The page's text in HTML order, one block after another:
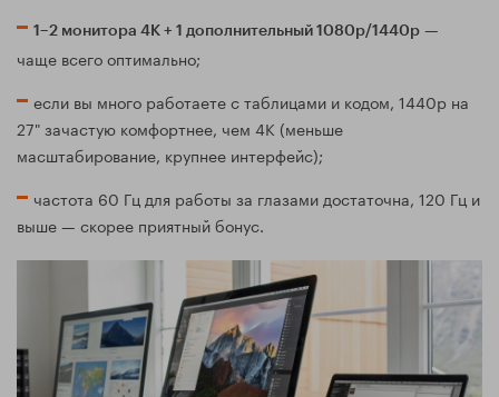
1–2 монитора 4K + 1 дополнительный 1080p/1440p —
чаще всего оптимально;
если вы много работаете с таблицами и кодом, 1440p на
27" зачастую комфортнее, чем 4K (меньше
масштабирование, крупнее интерфейс);
частота 60 Гц для работы за глазами достаточна, 120 Гц и
выше — скорее приятный бонус.